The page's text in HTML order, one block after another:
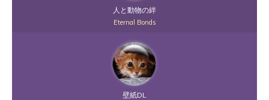
人と動物の絆
Eternal Bonds
壁紙DL